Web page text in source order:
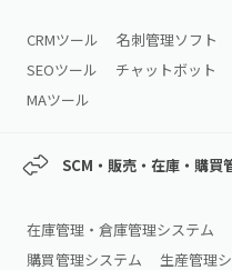
CRMツール 名刺管理ソフト
SEOツール
チャットボット
MAツール
SCM・販売・在庫・購買
在庫管理・倉庫管理システム
購買管理システム
生産管理